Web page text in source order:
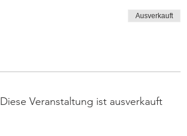
Ausverkauft
Diese Veranstaltung ist ausverkauft